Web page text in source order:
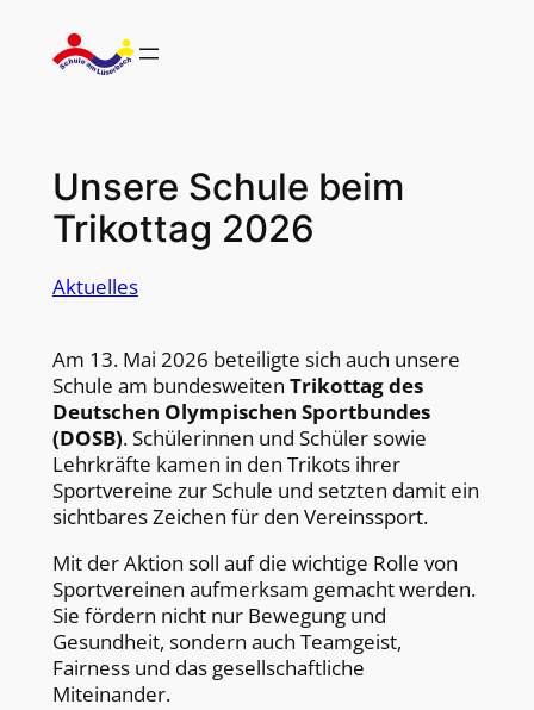
Inhalt
springen
Unsere Schule beim
Trikottag 2026
Aktuelles
Am 13. Mai 2026 beteiligte sich auch unsere
Schule am bundesweiten Trikottag des
Deutschen Olympischen Sportbundes
(DOSB). Schülerinnen und Schüler sowie
Lehrkräfte kamen in den Trikots ihrer
Sportvereine zur Schule und setzten damit ein
sichtbares Zeichen für den Vereinssport.
Mit der Aktion soll auf die wichtige Rolle von
Sportvereinen aufmerksam gemacht werden.
Sie fördern nicht nur Bewegung und
Gesundheit, sondern auch Teamgeist,
Fairness und das gesellschaftliche
Miteinander.